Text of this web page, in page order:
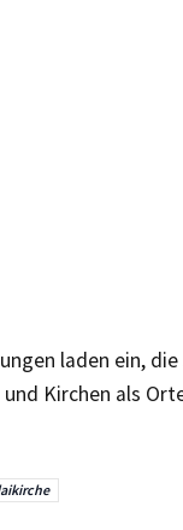
laden ein,
Kirchen als